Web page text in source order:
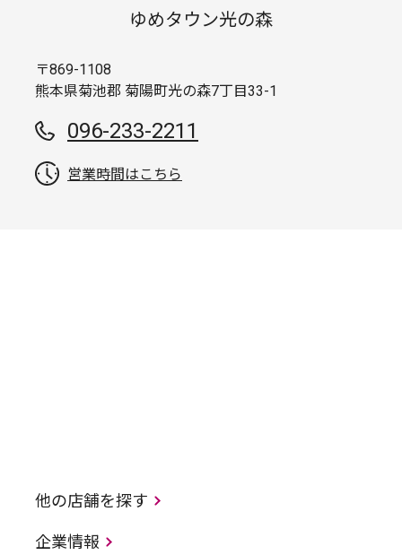
ゆめタウン光の森
〒869-1108
熊本県菊池郡 菊陽町光の森7丁目33-1
096-233-2211
営業時間はこちら
他の店舗を探す
企業情報